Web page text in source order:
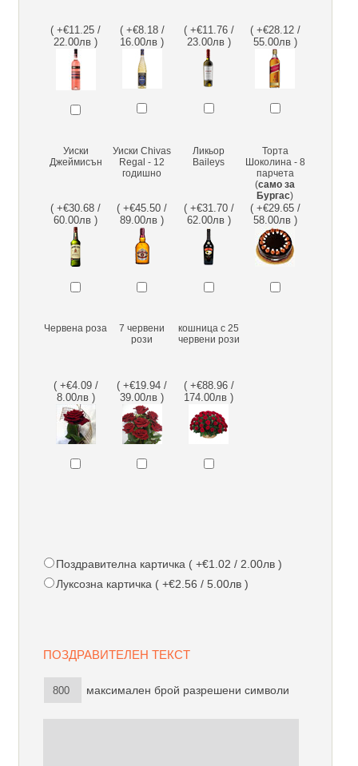
( +€11.25 /
22.00лв )
( +€8.18 /
16.00лв )
( +€11.76 /
23.00лв )
( +€28.12 /
55.00лв )
Уиски
Джеймисън
( +€30.68 /
60.00лв )
Уиски Chivas
Regal - 12
годишно
( +€45.50 /
89.00лв )
Ликьор
Baileys
( +€31.70 /
62.00лв )
Торта
Шоколина - 8
парчета
(само за
Бургас)
( +€29.65 /
58.00лв )
Червена роза
( +€4.09 /
8.00лв )
7 червени
рози
( +€19.94 /
39.00лв )
кошница с 25
червени рози
( +€88.96 /
174.00лв )
Поздравителна картичка ( +€1.02 / 2.00лв )
Луксозна картичка ( +€2.56 / 5.00лв )
ПОЗДРАВИТЕЛЕН ТЕКСТ
максимален брой разрешени символи